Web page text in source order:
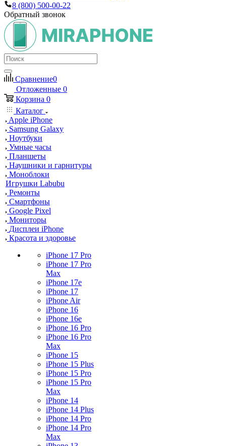
8 (800) 500-00-22
Обратный звонок
Сравнение0
Отложенные 0
Корзина 0
Каталог
Apple iPhone
Samsung Galaxy
Ноутбуки
Умные часы
Планшеты
Наушники и гарнитуры
Моноблоки
Игрушки Labubu
Ремонты
Смартфоны
Google Pixel
Мониторы
Дисплеи iPhone
Красота и здоровье
iPhone 17 Pro
iPhone 17 Pro
Max
iPhone 17e
iPhone 17
iPhone Air
iPhone 16
iPhone 16e
iPhone 16 Pro
iPhone 16 Pro
Max
iPhone 15
iPhone 15 Plus
iPhone 15 Pro
iPhone 15 Pro
Max
iPhone 14
iPhone 14 Plus
iPhone 14 Pro
iPhone 14 Pro
Max